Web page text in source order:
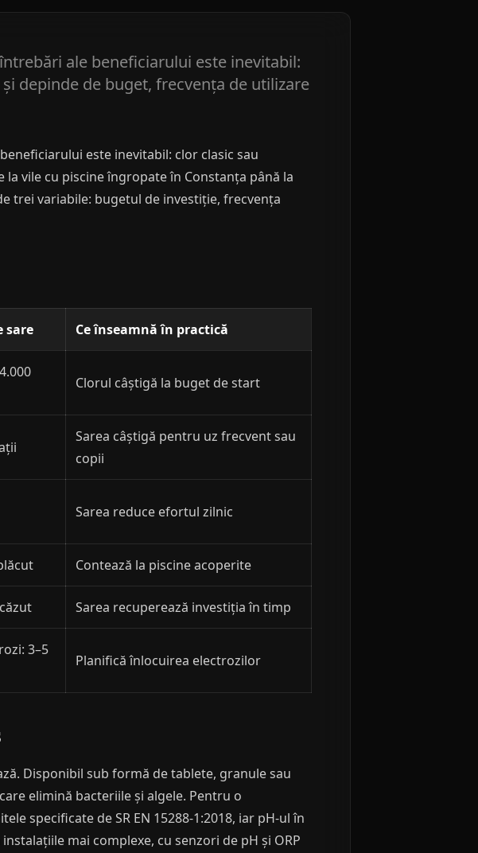
ale beneficiarului este inevitabil:
depinde de buget, frecvența de utilizare
este inevitabil: clor clasic sau
vile cu piscine îngropate în Constanța până la
trei variabile: bugetul de investiție, frecvența
sare Ce înseamnă în practică
Clorul câștigă la buget de start
Sarea câștigă pentru uz frecvent sau
copii
Sarea reduce efortul zilnic
Contează la piscine acoperite
Sarea recuperează investiția în timp
3–5
Planifică înlocuirea electrozilor
Disponibil sub formă de tablete, granule sau
elimină bacteriile și algele. Pentru o
specificate de SR EN 15288-1:2018, iar pH-ul în
mai complexe, cu senzori de pH și ORP